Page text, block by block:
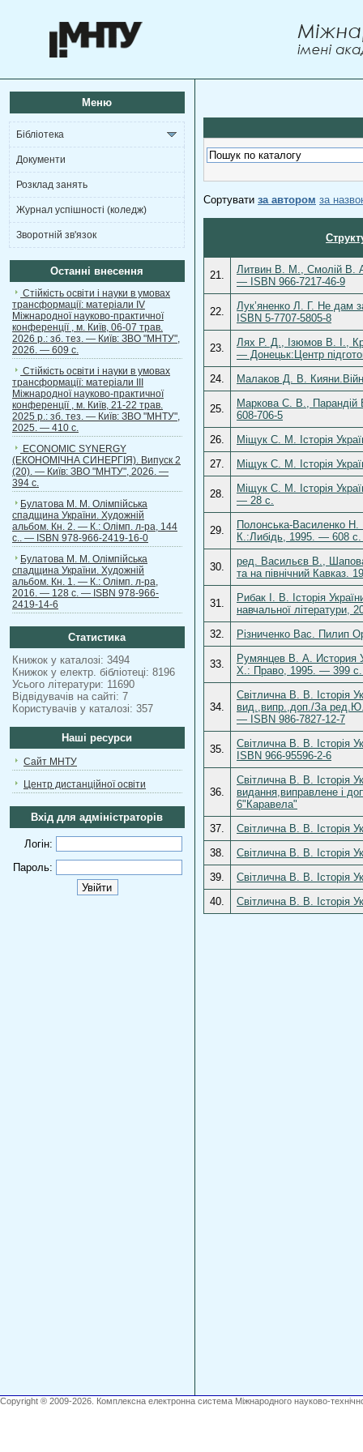
Меню
Бібліотека
Документи
Розклад занять
Журнал успішності (коледж)
Зворотній зв'язок
Останні внесення
Стійкість освіти і науки в умовах
трансформації: матеріали ІV
Міжнародної науково-практичної
конференції , м. Київ, 06-07 трав.
2026 р.: зб. тез. — Київ: ЗВО "МНТУ",
2026. — 609 с.
Стійкість освіти і науки в умовах
трансформації: матеріали ІІІ
Міжнародної науково-практичної
конференції , м. Київ, 21-22 трав.
2025 р.: зб. тез. — Київ: ЗВО "МНТУ",
2025. — 410 с.
ECONOMIC SYNERGY
(ЕКОНОМІЧНА СИНЕРГІЯ). Випуск 2
(20). — Київ: ЗВО "МНТУ", 2026. —
394 с.
Булатова М. М. Олімпійська
спадщина України. Художній
альбом. Кн. 2. — К.: Олімп. л-ра, 144
с.. — ISBN 978-966-2419-16-0
Булатова М. М. Олімпійська
спадщина України. Художній
альбом. Кн. 1. — К.: Олімп. л-ра,
2016. — 128 с. — ISBN 978-966-
2419-14-6
Статистика
Книжок у каталозі: 3494
Книжок у електр. бібліотеці: 8196
Усього літератури: 11690
Відвідувачів на сайті: 7
Користувачів у каталозі: 357
Наші ресурси
Сайт МНТУ
Центр дистанційної освіти
Вхід для адміністраторів
Логін:
Пароль:
Сортувати за автором за
21.
Литвин В. М., Смолій В.
— ISBN 966-7217-46-9
22.
Лук’яненко Л. Г. Не дам
ISBN 5-7707-5805-8
23.
Лях Р. Д., Ізюмов В. І.,
— Донецьк:Центр
24.
Малаков Д. В.
25.
Маркова С. В., Парандій
608-706-5
26.
Міщук С. М. Історія
27.
Міщук С. М. Історія
28.
Міщук С. М. Історія
— 28 с.
29.
Полонська-Василенко Н.
К.:Либідь, 1995. — 608
30.
ред. Васильєв В.,
та на північний
31.
Рибак І. В. Історія
навчальної
32.
Різниченко Вас. Пилип
33.
Румянцев В. А. История
Х.: Право, 1995. — 399
34.
Світлична В. В. Історія
вид.,випр.,доп./За
— ISBN 986-7827-12-7
35.
Світлична В. В.
ISBN 966-95596-2-6
36.
Світлична В. В. Історія
видання,виправлене і
6"Каравела"
37.
Світлична В. В. Історія
38.
Світлична В. В. Історія
39.
Світлична В. В. Історія
40.
Світлична В. В. Історія
Copyright ® 2009-2026. Комплексна електронна система Міжнародного науково-